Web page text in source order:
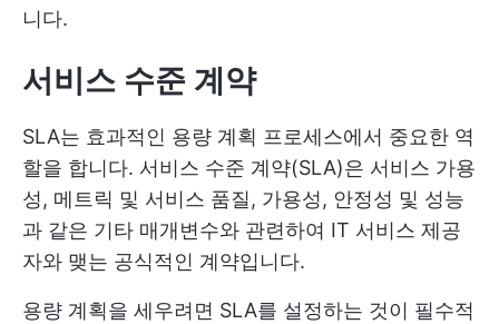
니다.
서비스 수준 계약
SLA는 효과적인 용량 계획 프로세스에서 중요한 역
할을 합니다. 서비스 수준 계약(SLA)은 서비스 가용
성, 메트릭 및 서비스 품질, 가용성, 안정성 및 성능
과 같은 기타 매개변수와 관련하여 IT 서비스 제공
자와 맺는 공식적인 계약입니다.
용량 계획을 세우려면 SLA를 설정하는 것이 필수적